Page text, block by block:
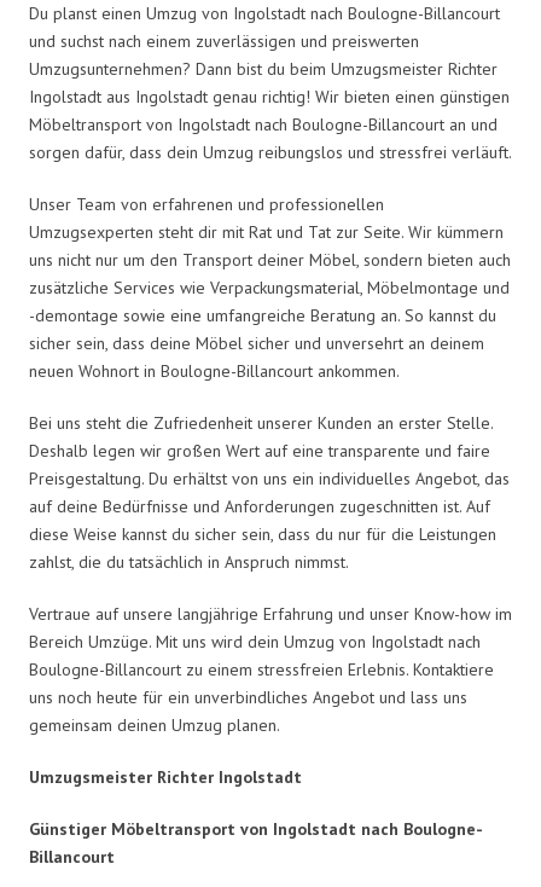
Du planst einen Umzug von Ingolstadt nach Boulogne-Billancourt
und suchst nach einem zuverlässigen und preiswerten
Umzugsunternehmen? Dann bist du beim Umzugsmeister Richter
Ingolstadt aus Ingolstadt genau richtig! Wir bieten einen günstigen
Möbeltransport von Ingolstadt nach Boulogne-Billancourt an und
sorgen dafür, dass dein Umzug reibungslos und stressfrei verläuft.
Unser Team von erfahrenen und professionellen
Umzugsexperten steht dir mit Rat und Tat zur Seite. Wir kümmern
uns nicht nur um den Transport deiner Möbel, sondern bieten auch
zusätzliche Services wie Verpackungsmaterial, Möbelmontage und
-demontage sowie eine umfangreiche Beratung an. So kannst du
sicher sein, dass deine Möbel sicher und unversehrt an deinem
neuen Wohnort in Boulogne-Billancourt ankommen.
Bei uns steht die Zufriedenheit unserer Kunden an erster Stelle.
Deshalb legen wir großen Wert auf eine transparente und faire
Preisgestaltung. Du erhältst von uns ein individuelles Angebot, das
auf deine Bedürfnisse und Anforderungen zugeschnitten ist. Auf
diese Weise kannst du sicher sein, dass du nur für die Leistungen
zahlst, die du tatsächlich in Anspruch nimmst.
Vertraue auf unsere langjährige Erfahrung und unser Know-how im
Bereich Umzüge. Mit uns wird dein Umzug von Ingolstadt nach
Boulogne-Billancourt zu einem stressfreien Erlebnis. Kontaktiere
uns noch heute für ein unverbindliches Angebot und lass uns
gemeinsam deinen Umzug planen.
Umzugsmeister Richter Ingolstadt
Günstiger Möbeltransport von Ingolstadt nach Boulogne-
Billancourt